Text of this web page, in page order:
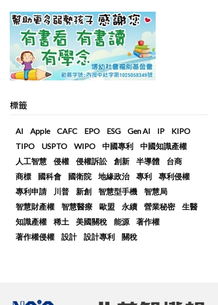
標籤
AI Apple CAFC EPO ESG Gen AI IP
KIPO
TIPO
USPTO WIPO 中國專利
中國知識產權
人工智慧
侵權 侵權訴訟 創新 半導體
台商
商標
國科會 國衛院 地緣政治 專利
專利侵權
專利申請
川普 新創 智慧型手機
智慧局
智慧財產權
智慧醫療 歐盟 永續 營業秘密
生醫
知識產權
稀土 美國關稅 能源
著作權
著作權侵權
設計 設計專利 關稅